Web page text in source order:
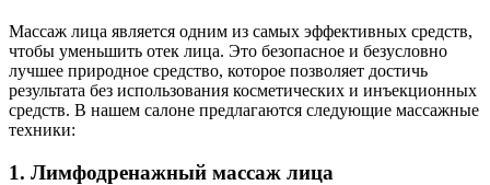
Массаж лица является одним из самых эффективных средств,
чтобы уменьшить отек лица. Это безопасное и безусловно
лучшее природное средство, которое позволяет достичь
результата без использования косметических и инъекционных
средств. В нашем салоне предлагаются следующие массажные
техники:
1. Лимфодренажный массаж лица